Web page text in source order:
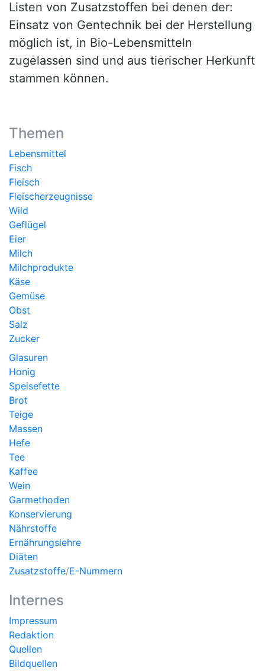
Listen von Zusatzstoffen bei denen der:
Einsatz von Gentechnik bei der Herstellung
möglich ist, in Bio-Lebensmitteln
zugelassen sind und aus tierischer Herkunft
stammen können.
Themen
Lebensmittel
Fisch
Fleisch
Fleischerzeugnisse
Wild
Geflügel
Eier
Milch
Milchprodukte
Käse
Gemüse
Obst
Salz
Zucker
Glasuren
Honig
Speisefette
Brot
Teige
Massen
Hefe
Tee
Kaffee
Wein
Garmethoden
Konservierung
Nährstoffe
Ernährungslehre
Diäten
Zusatzstoffe/E-Nummern
Internes
Impressum
Redaktion
Quellen
Bildquellen